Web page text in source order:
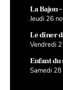
La Bajon
Jeudi 26
Le dîner
Vendredi
Enfant du
Samedi